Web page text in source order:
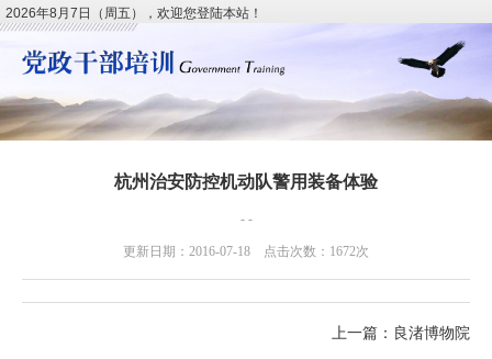
2026年8月7日（周五），欢迎您登陆本站！
杭州治安防控机动队警用装备体验
- -
更新日期：2016-07-18 点击次数：1672次
上一篇： 良渚博物院